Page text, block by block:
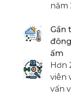
năm
Gần
ấm
Hơn
viên
vấn